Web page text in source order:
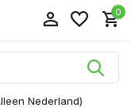
0
Nederland)